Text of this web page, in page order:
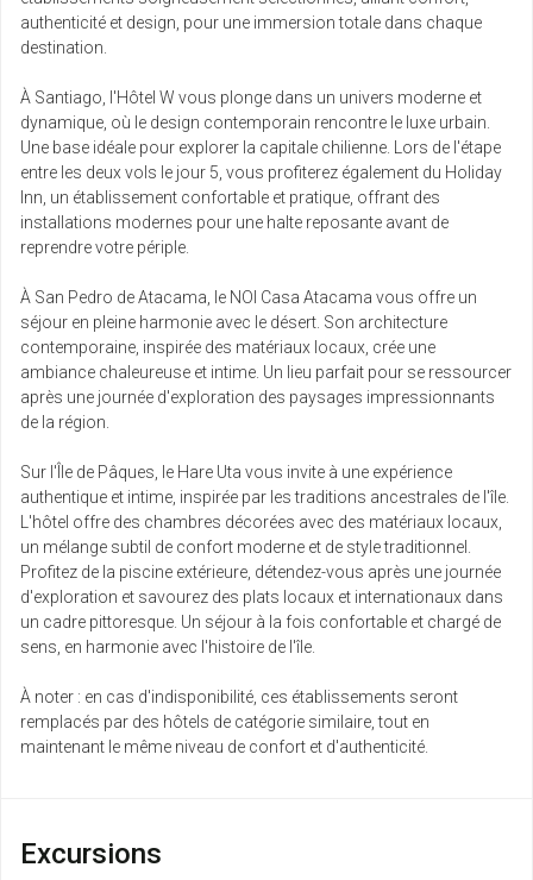
avr.
/pers.
21/04/2027
13
avr.
9737 €/pers.
Retour le
mer.
14
avr.
9743 € /pers.
Retour le
17
avr.
9632 € /pers.
Retour le
jeu.
22
avr.
9597 €/pers.
Retour le
sam.
24
avr.
9597 €/pers.
Retour le
jeu.
29
avr.
9597 € /pers.
Retour le
sam.
01 9597 €/pers.
Retour le
10/05/2027
mai
authenticité et design, pour une immersion totale dans chaque
destination.
À Santiago, l'Hôtel W vous plonge dans un univers moderne et
dynamique, où le design contemporain rencontre le luxe urbain.
Une base idéale pour explorer la capitale chilienne. Lors de l'étape
entre les deux vols le jour 5, vous profiterez également du Holiday
Inn, un établissement confortable et pratique, offrant des
installations modernes pour une halte reposante avant de
reprendre votre périple.
À San Pedro de Atacama, le NOI Casa Atacama vous offre un
séjour en pleine harmonie avec le désert. Son architecture
contemporaine, inspirée des matériaux locaux, crée une
ambiance chaleureuse et intime. Un lieu parfait pour se ressourcer
après une journée d'exploration des paysages impressionnants
de la région.
Sur l'Île de Pâques, le Hare Uta vous invite à une expérience
authentique et intime, inspirée par les traditions ancestrales de l'île.
L'hôtel offre des chambres décorées avec des matériaux locaux,
un mélange subtil de confort moderne et de style traditionnel.
Profitez de la piscine extérieure, détendez-vous après une journée
d'exploration et savourez des plats locaux et internationaux dans
un cadre pittoresque. Un séjour à la fois confortable et chargé de
sens, en harmonie avec l'histoire de l'île.
À noter : en cas d'indisponibilité, ces établissements seront
remplacés par des hôtels de catégorie similaire, tout en
maintenant le même niveau de confort et d'authenticité.
Excursions